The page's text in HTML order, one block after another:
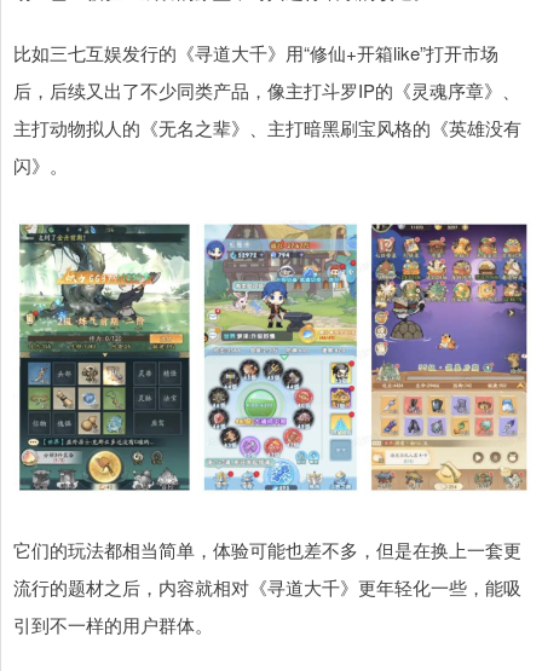
比如三七互娱发行的《寻道大千》用“修仙+开箱like”打开市场
后，后续又出了不少同类产品，像主打斗罗IP的《灵魂序章》、
主打动物拟人的《无名之辈》、主打暗黑刷宝风格的《英雄没有
闪》。
它们的玩法都相当简单，体验可能也差不多，但是在换上一套更
流行的题材之后，内容就相对《寻道大千》更年轻化一些，能吸
引到不一样的用户群体。